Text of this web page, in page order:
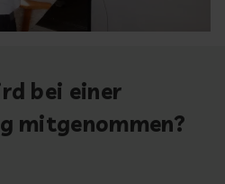
bei einer
mitgenommen?